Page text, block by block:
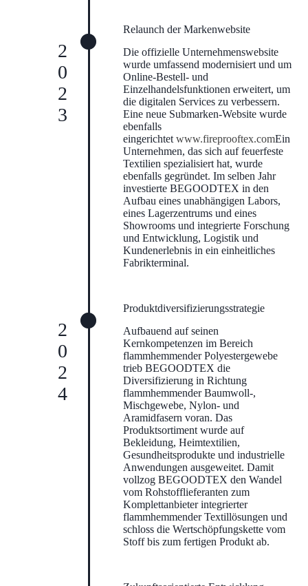
2023
Relaunch der Markenwebsite
Die offizielle Unternehmenswebsite
wurde umfassend modernisiert und um
Online-Bestell- und
Einzelhandelsfunktionen erweitert, um
die digitalen Services zu verbessern.
Eine neue Submarken-Website wurde
ebenfalls
eingerichtet www.fireprooftex.comEin
Unternehmen, das sich auf feuerfeste
Textilien spezialisiert hat, wurde
ebenfalls gegründet. Im selben Jahr
investierte BEGOODTEX in den
Aufbau eines unabhängigen Labors,
eines Lagerzentrums und eines
Showrooms und integrierte Forschung
und Entwicklung, Logistik und
Kundenerlebnis in ein einheitliches
Fabrikterminal.
2024
Produktdiversifizierungsstrategie
Aufbauend auf seinen
Kernkompetenzen im Bereich
flammhemmender Polyestergewebe
trieb BEGOODTEX die
Diversifizierung in Richtung
flammhemmender Baumwoll-,
Mischgewebe, Nylon- und
Aramidfasern voran. Das
Produktsortiment wurde auf
Bekleidung, Heimtextilien,
Gesundheitsprodukte und industrielle
Anwendungen ausgeweitet. Damit
vollzog BEGOODTEX den Wandel
vom Rohstofflieferanten zum
Komplettanbieter integrierter
flammhemmender Textillösungen und
schloss die Wertschöpfungskette vom
Stoff bis zum fertigen Produkt ab.